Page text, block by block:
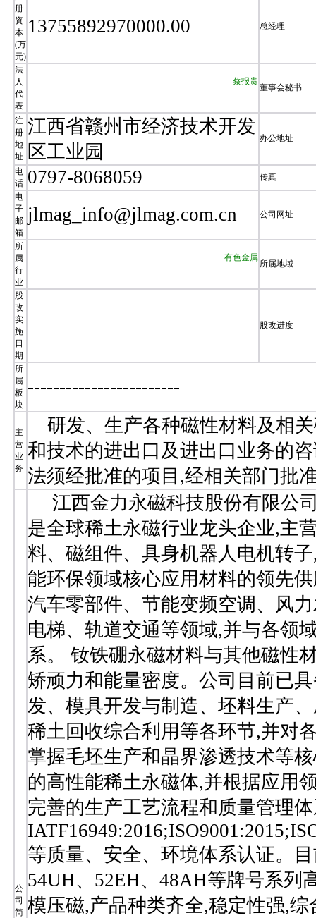
册
资
本
(万
元)
13755892970000.00 总经理
法
人
代
表
蔡报贵
董事会秘书
注
册
地
址
江西省赣州市经济技术开发
区工业园
办公地址
电
话 0797-8068059
传真
电
子
邮
箱
jlmag_info@jlmag.com.cn 公司网址
所
属
行
业
有色金属
所属地域
股
改
实
施
日
期
股改进度
所
属
板
块
------------------------
主
营
业
务
研发、生产各种磁性材料及相
和技术的进出口及进出口业务的
法须经批准的项目,经相关部门批
公
司
简
江西金力永磁科技股份有限公
是全球稀土永磁行业龙头企业,主
料、磁组件、具身机器人电机转
能环保领域核心应用材料的领先
汽车零部件、节能变频空调、风
电梯、轨道交通等领域,并与各领
系。 钕铁硼永磁材料与其他磁性
矫顽力和能量密度。公司目前已
发、模具开发与制造、坯料生产
稀土回收综合利用等各环节,并对
掌握毛坯生产和晶界渗透技术等
的高性能稀土永磁体,并根据应用
完善的生产工艺流程和质量管理
等质量、安全、环境体系认证。
54UH、52EH、48AH等牌号系列
模压磁,产品种类齐全,稳定性强,